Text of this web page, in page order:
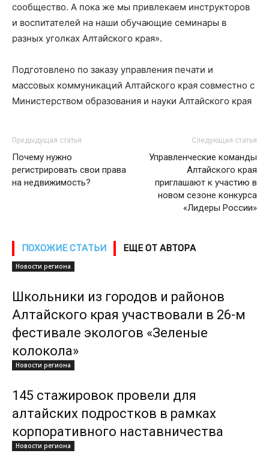
сообщество. А пока же мы привлекаем инструкторов
и воспитателей на наши обучающие семинары в
разных уголках Алтайского края».
Подготовлено по заказу управления печати и
массовых коммуникаций Алтайского края совместно с
Министерством образования и науки Алтайского края
Предыдущая статья
Почему нужно
регистрировать свои права
на недвижимость?
Следующая статья
Управленческие команды
Алтайского края
приглашают к участию в
новом сезоне конкурса
«Лидеры России»
ПОХОЖИЕ СТАТЬИ ЕЩЕ ОТ АВТОРА
Новости региона
Школьники из городов и районов
Алтайского края участвовали в 26-м
фестивале экологов «Зеленые
колокола»
Новости региона
145 стажировок провели для
алтайских подростков в рамках
корпоративного наставничества
Новости региона